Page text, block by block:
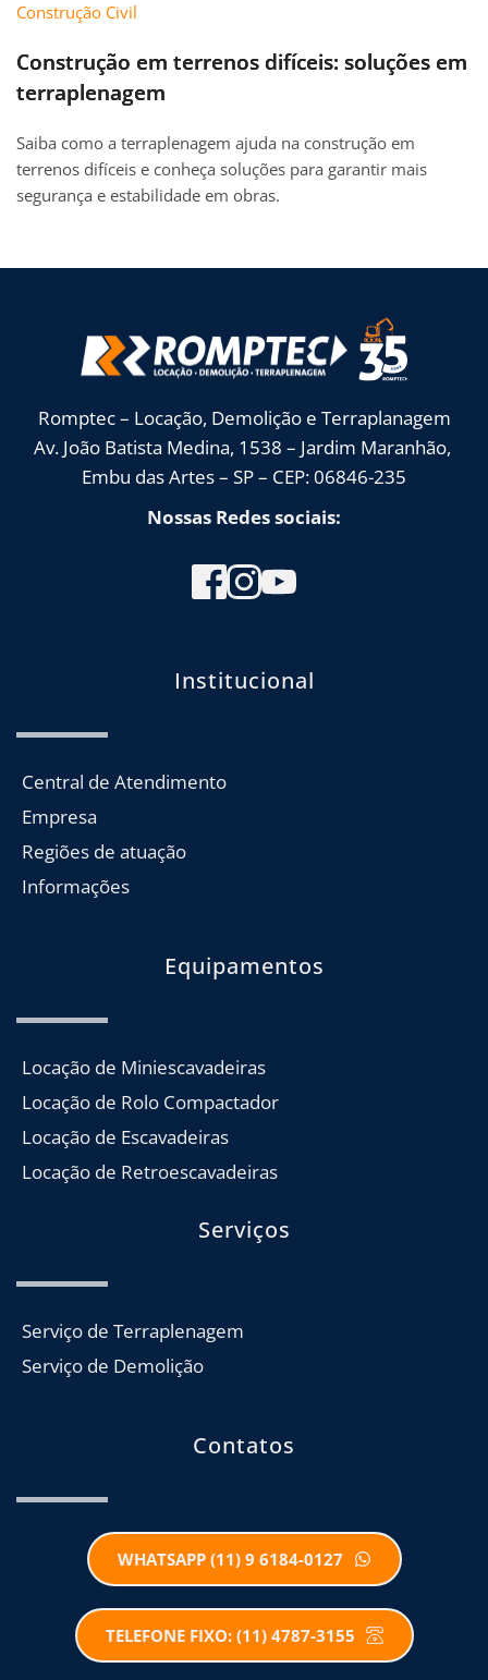
Construção Civil
Construção em terrenos difíceis: soluções em
terraplenagem
Saiba como a terraplenagem ajuda na construção em
terrenos difíceis e conheça soluções para garantir mais
segurança e estabilidade em obras.
Romptec – Locação, Demolição e Terraplanagem
Av. João Batista Medina, 1538 – Jardim Maranhão,
Embu das Artes – SP – CEP: 06846-235
Nossas Redes sociais:
Institucional
Central de Atendimento
Empresa
Regiões de atuação
Informações
Equipamentos
Locação de Miniescavadeiras
Locação de Rolo Compactador
Locação de Escavadeiras
Locação de Retroescavadeiras
Serviços
Serviço de Terraplenagem
Serviço de Demolição
Contatos
WHATSAPP (11) 9 6184-0127
TELEFONE FIXO: (11) 4787-3155